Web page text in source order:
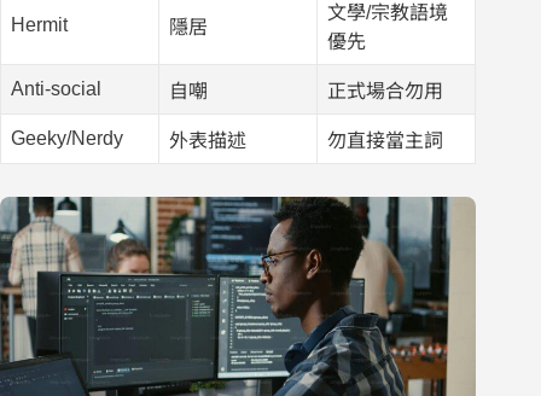
Hermit 隱居
文學/宗教語境
優先
Anti-social 自嘲 正式場合勿用
Geeky/Nerdy 外表描述 勿直接當主詞